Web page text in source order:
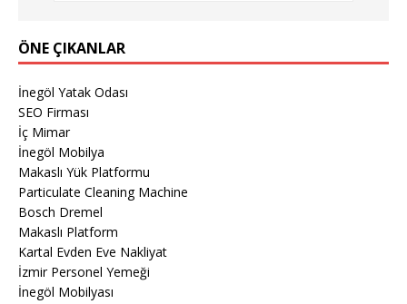
ÖNE ÇIKANLAR
İnegöl Yatak Odası
SEO Firması
İç Mimar
İnegöl Mobilya
Makaslı Yük Platformu
Particulate Cleaning Machine
Bosch Dremel
Makaslı Platform
Kartal Evden Eve Nakliyat
İzmir Personel Yemeği
İnegöl Mobilyası